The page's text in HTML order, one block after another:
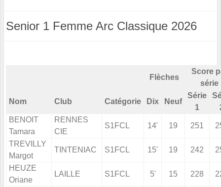
Senior 1 Femme Arc Classique 2026
Flèches
Score
série
Nom Club Catégorie Dix Neuf
Série
1
BENOIT
Tamara
RENNES
CIE
S1FCL 14' 19 251
TREVILLY
Margot
TINTENIAC S1FCL 15' 19 242
HEUZE
Oriane
LAILLE S1FCL 5' 15 228